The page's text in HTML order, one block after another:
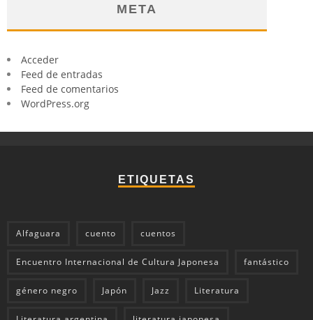
META
Acceder
Feed de entradas
Feed de comentarios
WordPress.org
ETIQUETAS
Alfaguara cuento cuentos
Encuentro Internacional de Cultura Japonesa fantástico
género negro Japón Jazz Literatura